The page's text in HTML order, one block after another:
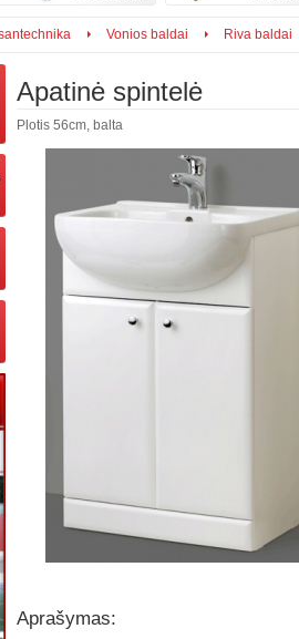
Vonios baldai Riva baldai
Apatinė spintelė
Plotis 56cm, balta
Aprašymas: